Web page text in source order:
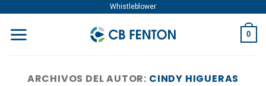
content
Whistleblower
0
ARCHIVOS DEL AUTOR: CINDY HIGUERAS